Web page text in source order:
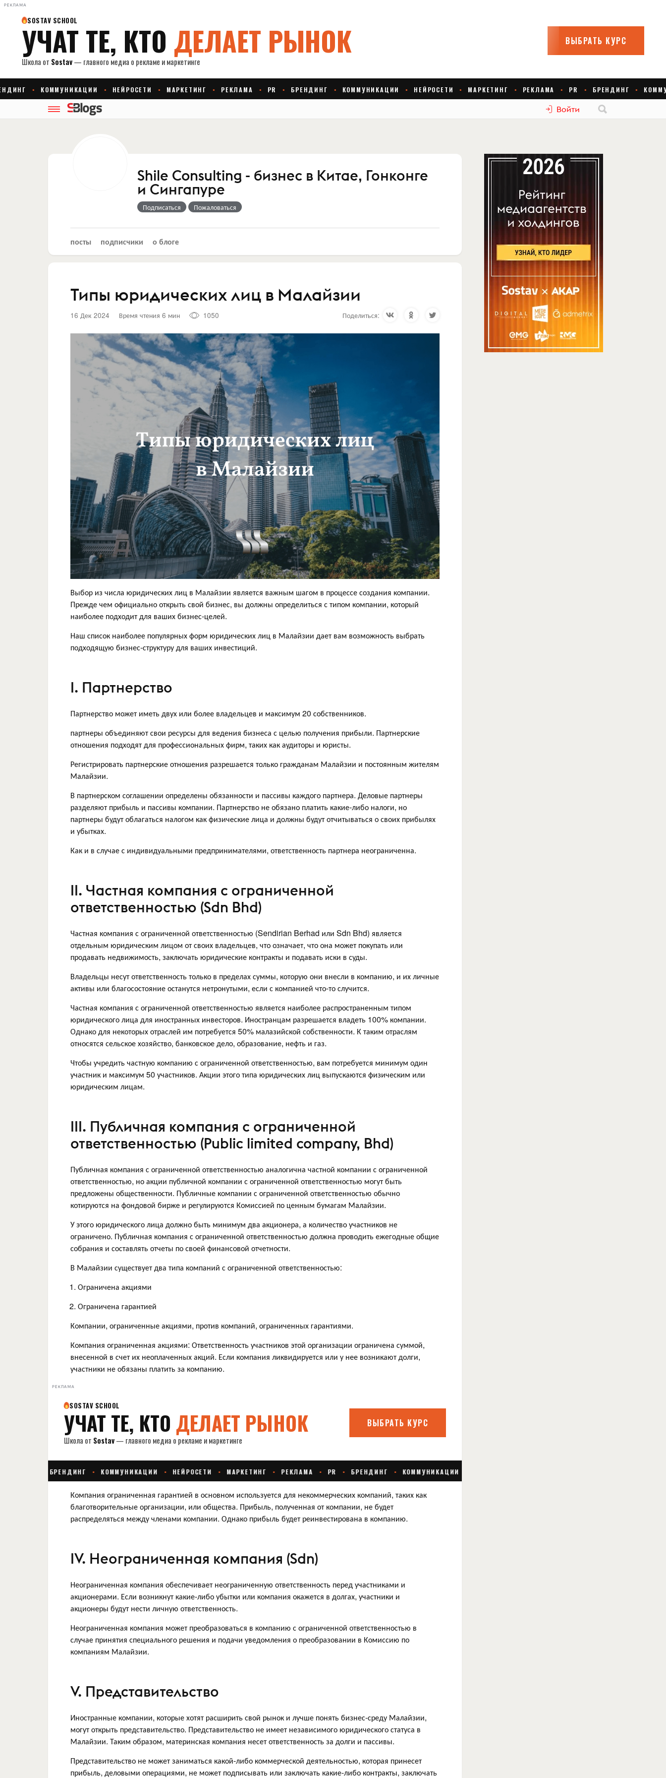
РЕКЛАМА
Войти
Shile Consulting - бизнес в Китае, Гонконге
и Сингапуре
Подписаться Пожаловаться
посты подписчики о блоге
Типы юридических лиц в Малайзии
16 Дек 2024 Время чтения 6 мин 1050 Поделиться:
Выбор из числа юридических лиц в Малайзии является важным шагом в процессе создания компании.
Прежде чем официально открыть свой бизнес, вы должны определиться с типом компании, который
наиболее подходит для ваших бизнес-целей.
Наш список наиболее популярных форм юридических лиц в Малайзии дает вам возможность выбрать
подходящую бизнес-структуру для ваших инвестиций.
I. Партнерство
Партнерство может иметь двух или более владельцев и максимум 20 собственников.
партнеры объединяют свои ресурсы для ведения бизнеса с целью получения прибыли. Партнерские
отношения подходят для профессиональных фирм, таких как аудиторы и юристы.
Регистрировать партнерские отношения разрешается только гражданам Малайзии и постоянным жителям
Малайзии.
В партнерском соглашении определены обязанности и пассивы каждого партнера. Деловые партнеры
разделяют прибыль и пассивы компании. Партнерство не обязано платить какие-либо налоги, но
партнеры будут облагаться налогом как физические лица и должны будут отчитываться о своих прибылях
и убытках.
Как и в случае с индивидуальными предпринимателями, ответственность партнера неограниченна.
II. Частная компания с ограниченной
ответственностью (Sdn Bhd)
Частная компания с ограниченной ответственностью (Sendirian Berhad или Sdn Bhd) является
отдельным юридическим лицом от своих владельцев, что означает, что она может покупать или
продавать недвижимость, заключать юридические контракты и подавать иски в суды.
Владельцы несут ответственность только в пределах суммы, которую они внесли в компанию, и их личные
активы или благосостояние останутся нетронутыми, если с компанией что-то случится.
Частная компания с ограниченной ответственностью является наиболее распространенным типом
юридического лица для иностранных инвесторов. Иностранцам разрешается владеть 100% компании.
Однако для некоторых отраслей им потребуется 50% малазийской собственности. К таким отраслям
относятся сельское хозяйство, банковское дело, образование, нефть и газ.
Чтобы учредить частную компанию с ограниченной ответственностью, вам потребуется минимум один
участник и максимум 50 участников. Акции этого типа юридических лиц выпускаются физическим или
юридическим лицам.
III. Публичная компания с ограниченной
ответственностью (Public limited company, Bhd)
Публичная компания с ограниченной ответственностью аналогична частной компании с ограниченной
ответственностью, но акции публичной компании с ограниченной ответственностью могут быть
предложены общественности. Публичные компании с ограниченной ответственностью обычно
котируются на фондовой бирже и регулируются Комиссией по ценным бумагам Малайзии.
У этого юридического лица должно быть минимум два акционера, а количество участников не
ограничено. Публичная компания с ограниченной ответственностью должна проводить ежегодные общие
собрания и составлять отчеты по своей финансовой отчетности.
В Малайзии существует два типа компаний с ограниченной ответственностью:
Ограничена акциями
Ограничена гарантией
Компании, ограниченные акциями, против компаний, ограниченных гарантиями.
Компания ограниченная акциями: Ответственность участников этой организации ограничена суммой,
внесенной в счет их неоплаченных акций. Если компания ликвидируется или у нее возникают долги,
участники не обязаны платить за компанию.
РЕКЛАМА
Компания ограниченная гарантией в основном используется для некоммерческих компаний, таких как
благотворительные организации, или общества. Прибыль, полученная от компании, не будет
распределяться между членами компании. Однако прибыль будет реинвестирована в компанию.
IV. Неограниченная компания (Sdn)
Неограниченная компания обеспечивает неограниченную ответственность перед участниками и
акционерами. Если возникнут какие-либо убытки или компания окажется в долгах, участники и
акционеры будут нести личную ответственность.
Неограниченная компания может преобразоваться в компанию с ограниченной ответственностью в
случае принятия специального решения и подачи уведомления о преобразовании в Комиссию по
компаниям Малайзии.
V. Представительство
Иностранные компании, которые хотят расширить свой рынок и лучше понять бизнес-среду Малайзии,
могут открыть представительство. Представительство не имеет независимого юридического статуса в
Малайзии. Таким образом, материнская компания несет ответственность за долги и пассивы.
Представительство не может заниматься какой-либо коммерческой деятельностью, которая принесет
прибыль, деловыми операциями, не может подписывать или заключать какие-либо контракты, заключать